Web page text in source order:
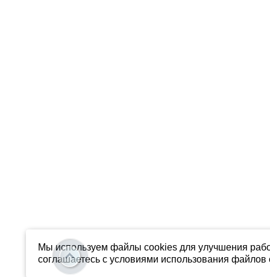
Мы используем файлы cookies для улучшения
соглашаетесь с условиями использования файлов